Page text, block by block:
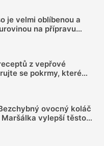
je velmi oblíbenou a
na přípravu
z vepřové
se pokrmy, které
ovocný koláč
vylepší těsto s